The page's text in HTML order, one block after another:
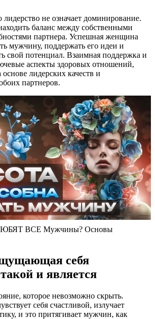
не означает доминирование.
баланс между собственными
партнера. Успешная женщина
мужчину, поддержать его идеи и
свой потенциал. Взаимная поддержка и
аспекты здоровых отношений,
основе лидерских качеств и
партнеров.
ВСЕ Мужчины? Основы
себя
и является
которое невозможно скрыть.
себя счастливой, излучает
и это притягивает мужчин, как